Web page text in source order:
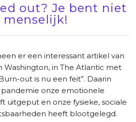
out? Je bent niet
menselijk!
er een interessant artikel van
Washington, in The Atlantic met
out is nu een feit”. Daarin
onze emotionele
uitgeput en onze fysieke, sociale
heeft blootgelegd.